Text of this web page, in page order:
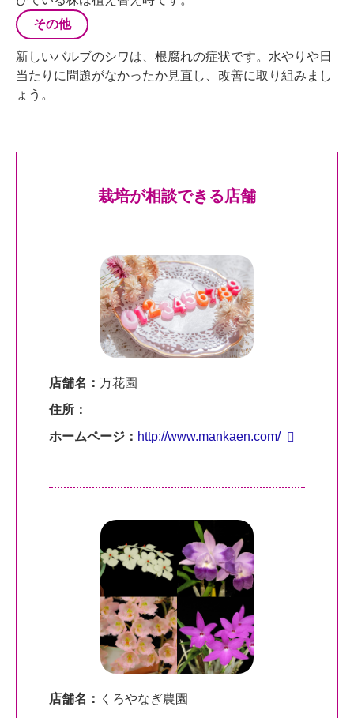
その他
新しいバルブのシワは、根腐れの症状です。水やりや日
当たりに問題がなかったか見直し、改善に取り組みまし
ょう。
栽培が相談できる店舗
店舗名： 万花園
住所：
ホームページ： http://www.mankaen.com/
店舗名： くろやなぎ農園